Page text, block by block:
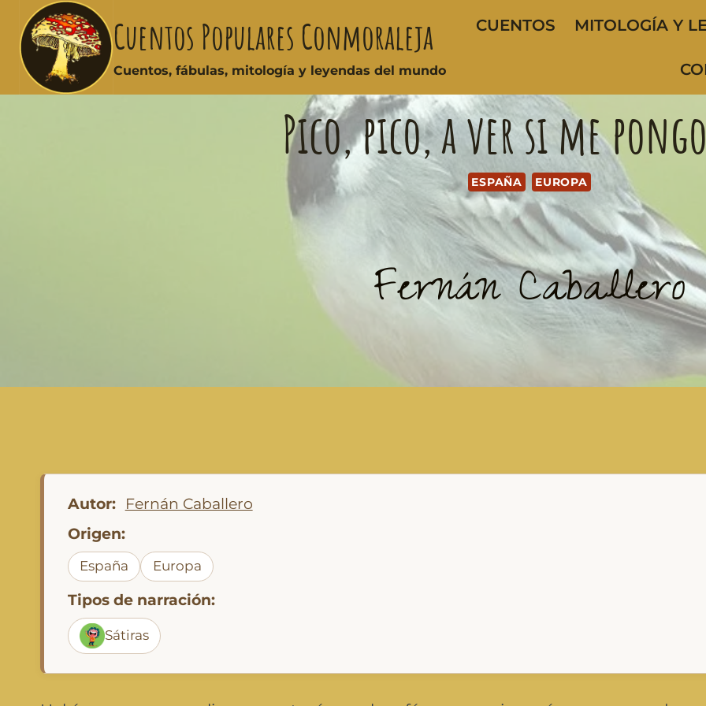
Cuentos Populares Conmoraleja
Cuentos, fábulas, mitología y leyendas del mundo
CUENTOS MITOLOGÍA Y
Pico, pico, a ver si me
ESPAÑA EUROPA
Fernán Caballero
Autor:
Fernán Caballero
Origen:
España Europa
Tipos de narración:
Sátiras